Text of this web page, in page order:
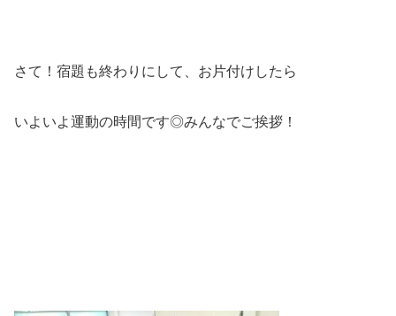
さて！宿題も終わりにして、お片付けしたら
いよいよ運動の時間です◎みんなでご挨拶！